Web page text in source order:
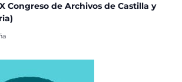
Congreso de Archivos de Castilla y